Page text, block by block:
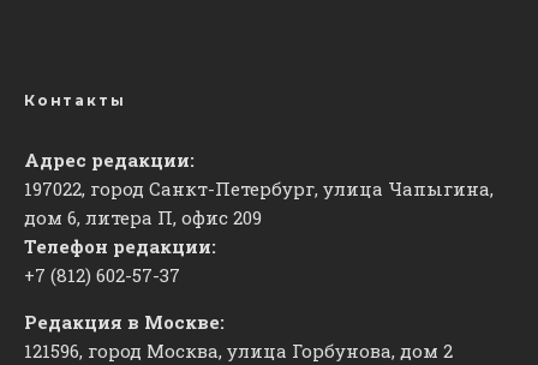
Контакты
Адрес редакции:
197022, город Санкт-Петербург, улица Чапыгина,
дом 6, литера П, офис 209
Телефон редакции:
+7 (812) 602-57-37
Редакция в Москве:
121596, город Москва, улица Горбунова, дом 2